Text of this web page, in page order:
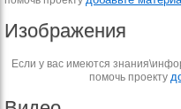
Изображения
Если у вас имеются
помочь проекту